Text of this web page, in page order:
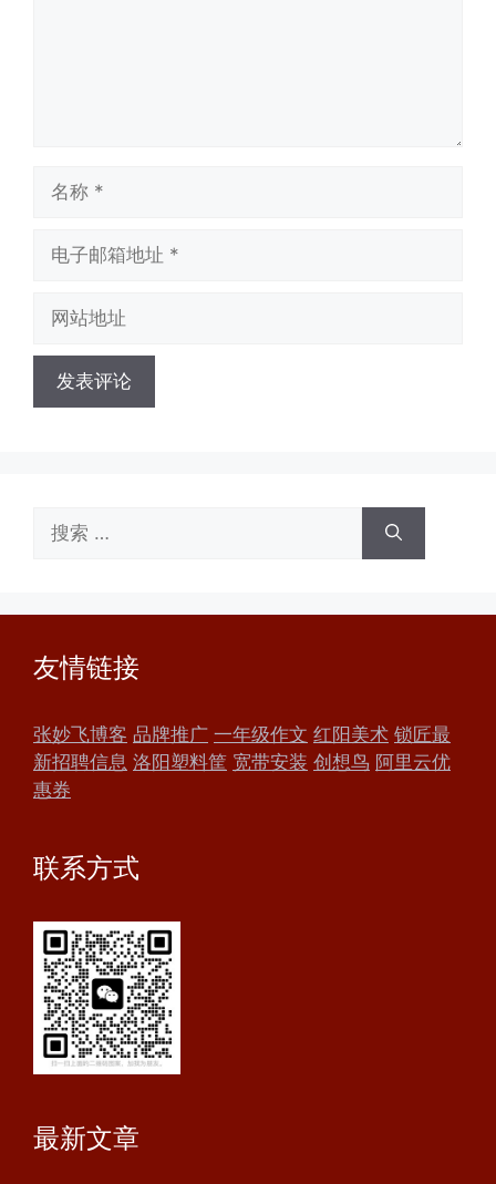
地
地
索：
友情链接
张妙飞博客 品牌推广 一年级作文 红阳美术 锁匠最
新招聘信息 洛阳塑料筐 宽带安装 创想鸟 阿里云优
惠券
联系方式
最新文章